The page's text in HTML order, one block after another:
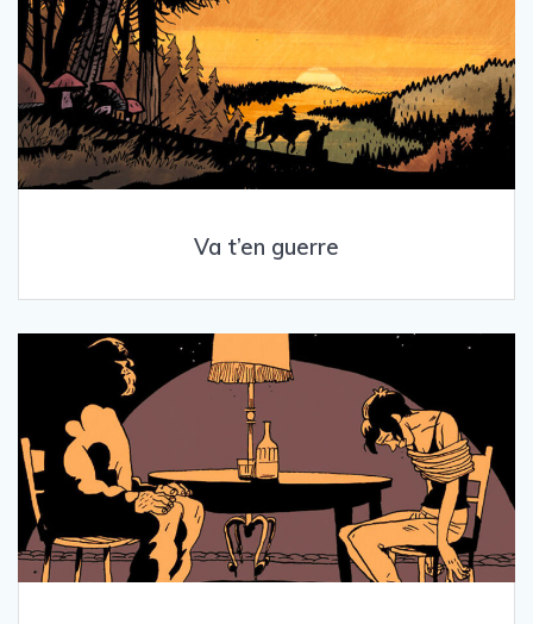
Va t’en guerre